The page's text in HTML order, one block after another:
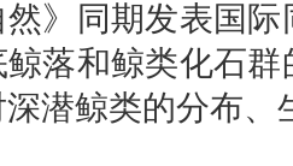
同期发表国际
鲸落和鲸类化石
潜鲸类的分布